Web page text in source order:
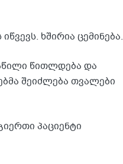
ხშირია ცემინება.
წითლდება და
შეიძლება თვალები
პაციენტი